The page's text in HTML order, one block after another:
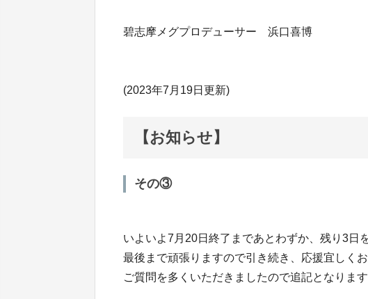
碧志摩メグプロデューサー 浜口喜博
(2023年7月19日更新)
【お知らせ】
その③
いよいよ7月20日終了まであとわずか、残り3日
最後まで頑張りますので引き続き、応援宜しくお
ご質問を多くいただきましたので追記となります